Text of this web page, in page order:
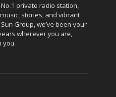
No.1 private radio station,
stories, and vibrant
Group, we’ve been your
wherever you are,
you.